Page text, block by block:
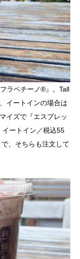
ラペチーノ®』。Tall
イートインの場合は
イズで『エスプレッ
イートイン／税込55
、そちらも注文して